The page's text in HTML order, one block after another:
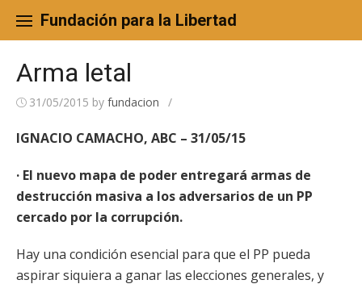
content
Fundación para la Libertad
Arma letal
31/05/2015 by fundacion /
IGNACIO CAMACHO, ABC – 31/05/15
· El nuevo mapa de poder entregará armas de
destrucción masiva a los adversarios de un PP
cercado por la corrupción.
Hay una condición esencial para que el PP pueda
aspirar siquiera a ganar las elecciones generales, y